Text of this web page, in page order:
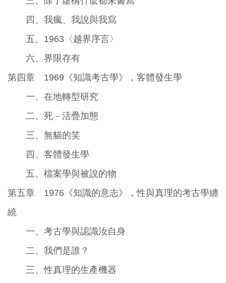
四、我瘋、我說與我寫
五、1963〈越界序言〉
六、界限存有
第四章 1969《知識考古學》，客體發生學
一、在地轉型研究
二、死－活疊加態
三、無貓的笑
四、客體發生學
五、檔案學與被說的物
第五章 1976《知識的意志》，性與真理的考古學纏
繞
一、考古學與認識汝自身
二、我們是誰？
三、性真理的生產機器